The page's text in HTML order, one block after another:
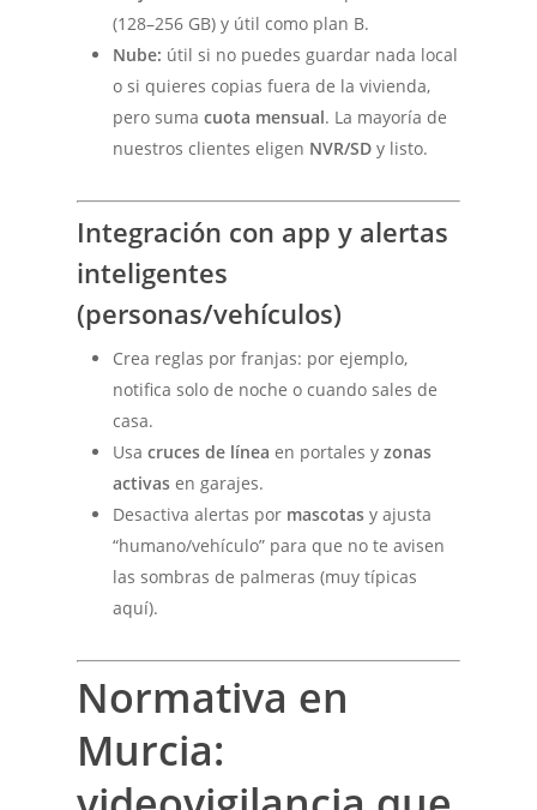
(128–256 GB) y útil como plan B.
Nube: útil si no puedes guardar nada local
o si quieres copias fuera de la vivienda,
pero sumacuota mensual. La mayoría de
nuestros clientes eligen NVR/SD y listo.
Integración con app y alertas
inteligentes
(personas/vehículos)
Crea reglas por franjas: por ejemplo,
notifica solo de noche o cuando sales de
casa.
Usacruces de línea en portales yzonas
activas en garajes.
Desactiva alertas por mascotas y ajusta
“humano/vehículo” para que no te avisen
las sombras de palmeras (muy típicas
aquí).
Normativa en
Murcia: